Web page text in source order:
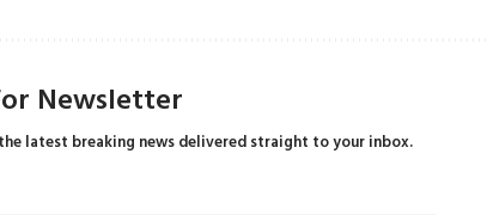
Newsletter
latest breaking news delivered straight to your inbox.